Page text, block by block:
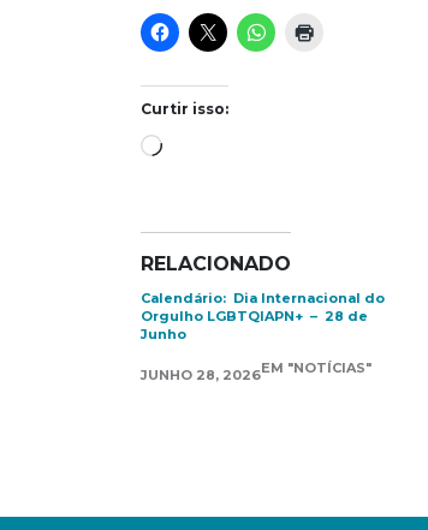
Curtir isso:
Carregando...
RELACIONADO
Calendário: Dia Internacional do
Orgulho LGBTQIAPN+ – 28 de
Junho
JUNHO 28, 2026EM "NOTÍCIAS"